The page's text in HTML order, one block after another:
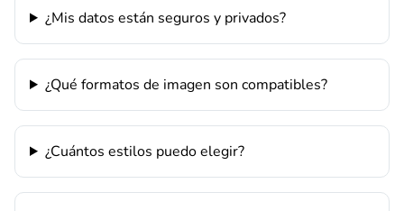
¿Mis datos están seguros y privados?
¿Qué formatos de imagen son compatibles?
¿Cuántos estilos puedo elegir?